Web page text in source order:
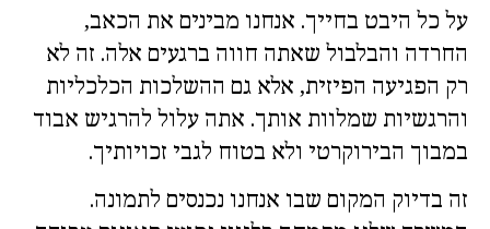
על כל היבט בחייך. אנחנו מבינים את הכאב,
החרדה והבלבול שאתה חווה ברגעים אלה. זה לא
רק הפגיעה הפיזית, אלא גם ההשלכות הכלכליות
והרגשיות שמלוות אותך. אתה עלול להרגיש אבוד
במבוך הבירוקרטי ולא בטוח לגבי זכויותיך.
זה בדיוק המקום שבו אנחנו נכנסים לתמונה.